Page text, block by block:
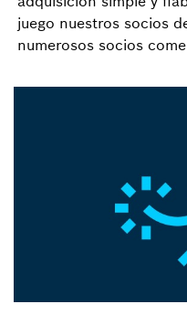
juego nuestros socios
numerosos socios